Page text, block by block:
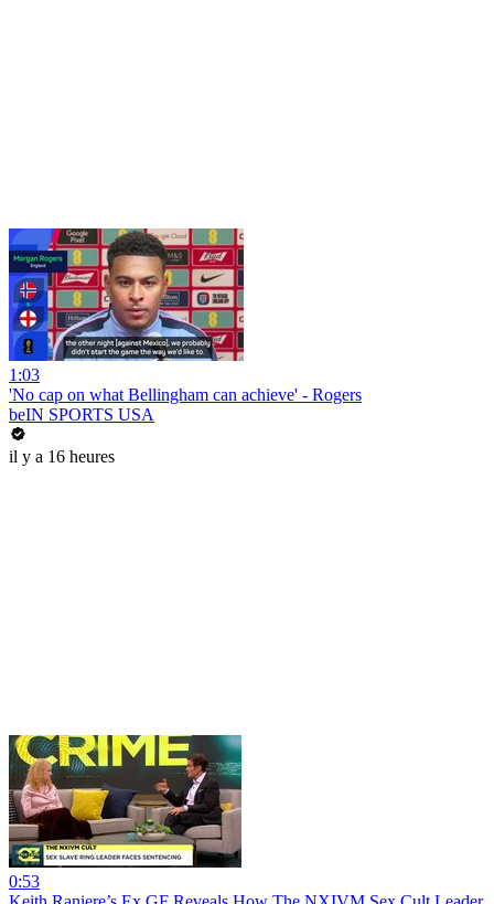
1:03
'No cap on what Bellingham can achieve' - Rogers
beIN SPORTS USA
il y a 16 heures
0:53